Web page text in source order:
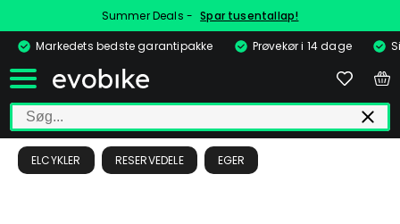
Summer Deals - Spar tusentallap!
Markedets bedste garantipakke
Prøvekør i 14 dage
ELCYKLER RESERVEDELE EGER